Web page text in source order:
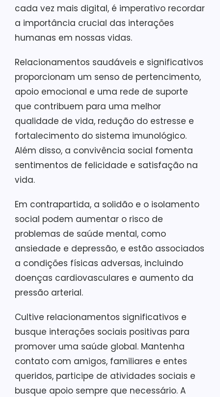
cada vez mais digital, é imperativo recordar
a importância crucial das interações
humanas em nossas vidas.
Relacionamentos saudáveis e significativos
proporcionam um senso de pertencimento,
apoio emocional e uma rede de suporte
que contribuem para uma melhor
qualidade de vida, redução do estresse e
fortalecimento do sistema imunológico.
Além disso, a convivência social fomenta
sentimentos de felicidade e satisfação na
vida.
Em contrapartida, a solidão e o isolamento
social podem aumentar o risco de
problemas de saúde mental, como
ansiedade e depressão, e estão associados
a condições físicas adversas, incluindo
doenças cardiovasculares e aumento da
pressão arterial.
Cultive relacionamentos significativos e
busque interações sociais positivas para
promover uma saúde global. Mantenha
contato com amigos, familiares e entes
queridos, participe de atividades sociais e
busque apoio sempre que necessário. A